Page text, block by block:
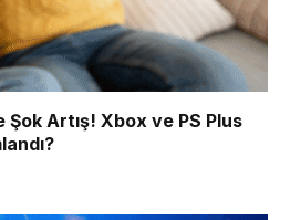
Artış! Xbox ve PS Plus